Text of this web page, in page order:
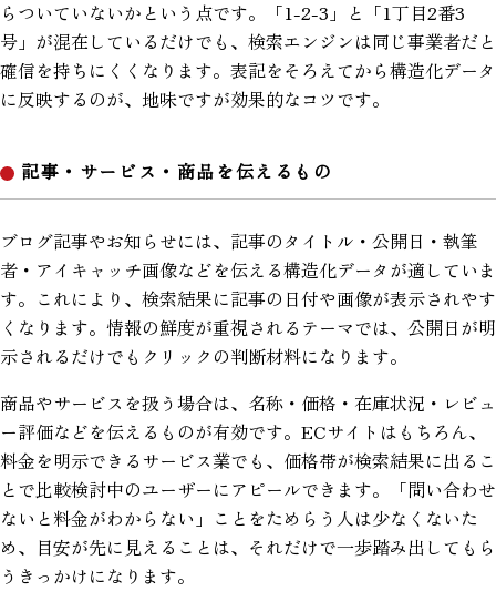
らついていないかという点です。「1-2-3」と「1丁目2番3
号」が混在しているだけでも、検索エンジンは同じ事業者だと
確信を持ちにくくなります。表記をそろえてから構造化データ
に反映するのが、地味ですが効果的なコツです。
記事・サービス・商品を伝えるもの
ブログ記事やお知らせには、記事のタイトル・公開日・執筆
者・アイキャッチ画像などを伝える構造化データが適していま
す。これにより、検索結果に記事の日付や画像が表示されやす
くなります。情報の鮮度が重視されるテーマでは、公開日が明
示されるだけでもクリックの判断材料になります。
商品やサービスを扱う場合は、名称・価格・在庫状況・レビュ
ー評価などを伝えるものが有効です。ECサイトはもちろん、
料金を明示できるサービス業でも、価格帯が検索結果に出るこ
とで比較検討中のユーザーにアピールできます。「問い合わせ
ないと料金がわからない」ことをためらう人は少なくないた
め、目安が先に見えることは、それだけで一歩踏み出してもら
うきっかけになります。